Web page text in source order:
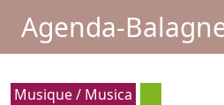
Agenda-
Musique / Musica